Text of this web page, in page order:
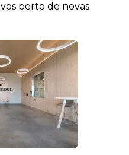
perto de novas